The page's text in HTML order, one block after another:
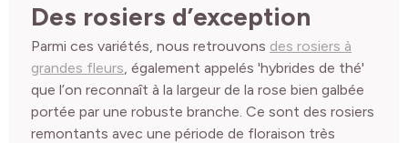
Des rosiers d’exception
Parmi ces variétés, nous retrouvons des rosiers à
grandes fleurs, également appelés 'hybrides de thé'
que l’on reconnaît à la largeur de la rose bien galbée
portée par une robuste branche. Ce sont des rosiers
remontants avec une période de floraison très